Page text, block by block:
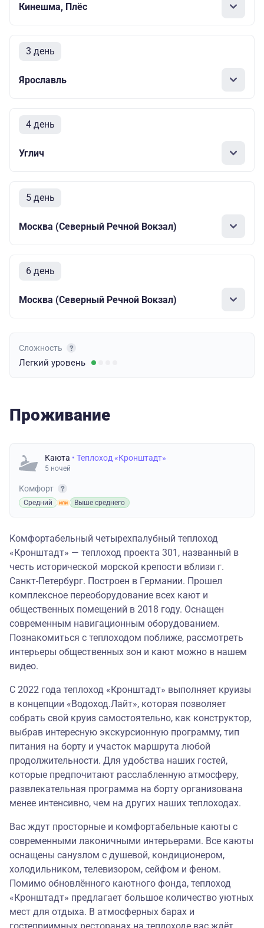
Кинешма, Плёс
3 день
Ярославль
4 день
Углич
5 день
Москва (Северный Речной Вокзал)
6 день
Москва (Северный Речной Вокзал)
Сложность
Легкий уровень
Проживание
Каюта • Теплоход «Кронштадт»
5 ночей
Комфорт
Средний Выше среднего
Комфортабельный четырехпалубный теплоход
«Кронштадт» — теплоход проекта 301, названный в
честь исторической морской крепости вблизи г.
Санкт-Петербург. Построен в Германии. Прошел
комплексное переоборудование всех кают и
общественных помещений в 2018 году. Оснащен
современным навигационным оборудованием.
Познакомиться с теплоходом поближе, рассмотреть
интерьеры общественных зон и кают можно в нашем
видео.
С 2022 года теплоход «Кронштадт» выполняет круизы
в концепции «Водоход.Лайт», которая позволяет
собрать свой круиз самостоятельно, как конструктор,
выбрав интересную экскурсионную программу, тип
питания на борту и участок маршрута любой
продолжительности. Для удобства наших гостей,
которые предпочитают расслабленную атмосферу,
развлекательная программа на борту организована
менее интенсивно, чем на других наших теплоходах.
Вас ждут просторные и комфортабельные каюты с
современными лаконичными интерьерами. Все каюты
оснащены санузлом с душевой, кондиционером,
холодильником, телевизором, сейфом и феном.
Помимо обновлённого каютного фонда, теплоход
«Кронштадт» предлагает большое количество уютных
мест для отдыха. В атмосферных барах и